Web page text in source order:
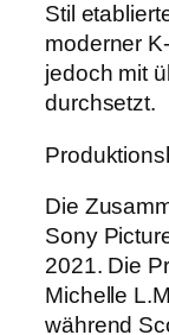
Stil
moderner
jedoch mit
durchsetzt.
Die
Sony
2021. Die
Michelle
während